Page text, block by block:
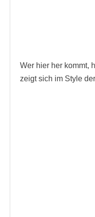
Wer hier her kommt,
zeigt sich im Style